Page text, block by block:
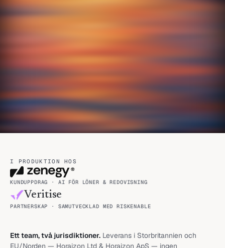
I PRODUKTION HOS
KUNDUPPDRAG · AI FÖR LÖNER & REDOVISNING
Veritise
PARTNERSKAP · SAMUTVECKLAD MED RISKENABLE
Ett team, två jurisdiktioner. Leverans i Storbritannien och
EU/Norden — Horaizon Ltd & Horaizon ApS — ingen